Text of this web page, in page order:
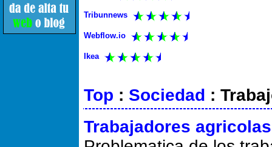
Tribunnews
Webflow.io
Ikea
Top : Sociedad :
Trabajadores agricolas